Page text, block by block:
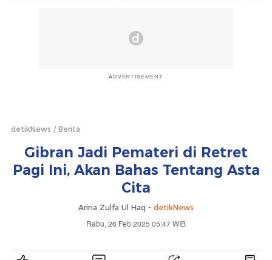
ADVERTISEMENT
detikNews Berita
Gibran Jadi Pemateri di Retret
Pagi Ini, Akan Bahas Tentang Asta
Cita
Arina Zulfa Ul Haq - detikNews
Rabu, 26 Feb 2025 05:47 WIB